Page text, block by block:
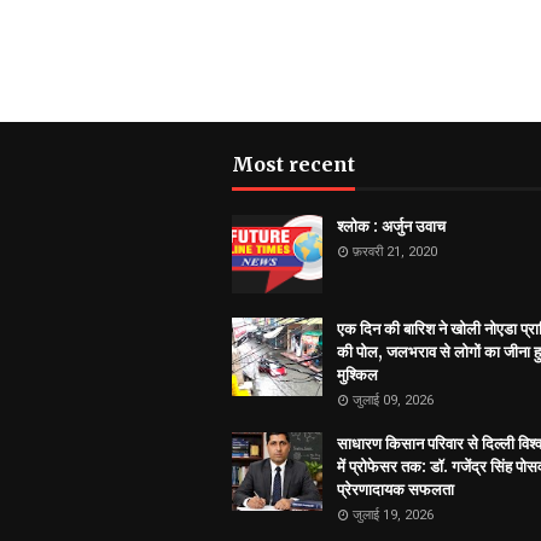
Most recent
श्लोक : अर्जुन उवाच
फ़रवरी 21, 2020
एक दिन की बारिश ने खोली नोएडा
की पोल, जलभराव से लोगों का जीना
मुश्किल
जुलाई 09, 2026
साधारण किसान परिवार से दिल्ली
में प्रोफेसर तक: डॉ. गजेंद्र सिंह
प्रेरणादायक सफलता
जुलाई 19, 2026